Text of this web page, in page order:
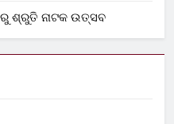
ଶ୍ରୁତି ନାଟକ ଉତ୍ସବ